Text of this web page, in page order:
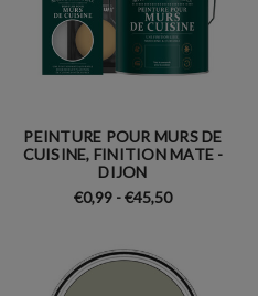
PEINTURE POUR MURS DE
CUISINE, FINITION MATE -
DIJON
€0,99 - €45,50